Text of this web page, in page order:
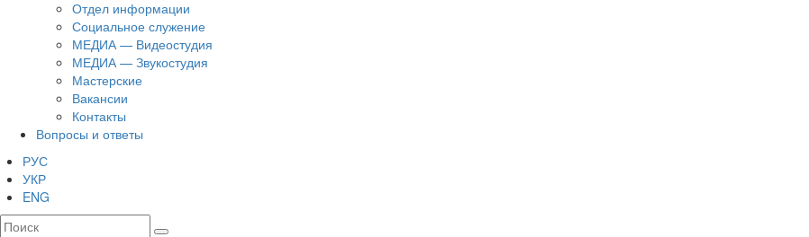
Отдел информации
Социальное служение
МЕДИА — Видеостудия
МЕДИА — Звукостудия
Мастерские
Вакансии
Контакты
Вопросы и ответы
РУС
УКР
ENG